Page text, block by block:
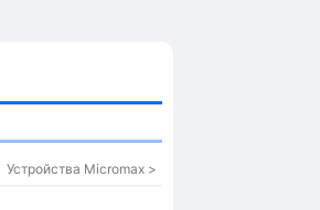
Устройства Micromax >